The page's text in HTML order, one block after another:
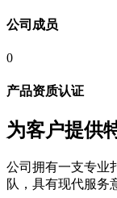
公司成员
0
产品资质认证
为客户提供
公司拥有一支专业
队，具有现代服务